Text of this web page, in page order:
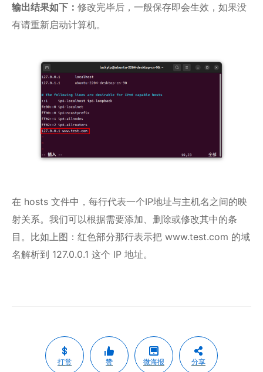
输出结果如下： 修改完毕后，一般保存即会生效，如果没
有请重新启动计算机。
在 hosts 文件中，每行代表一个IP地址与主机名之间的映
射关系。我们可以根据需要添加、删除或修改其中的条
目。比如上图：红色部分那行表示把 www.test.com 的域
名解析到 127.0.0.1 这个 IP 地址。
打赏 赞 微海报 分享